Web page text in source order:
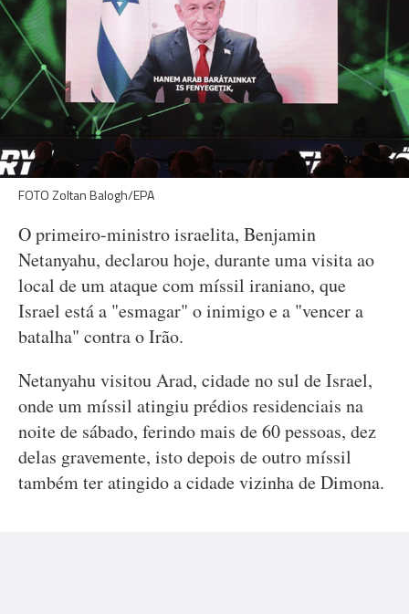
FOTO Zoltan Balogh/EPA
O primeiro-ministro israelita, Benjamin
Netanyahu, declarou hoje, durante uma visita ao
local de um ataque com míssil iraniano, que
Israel está a "esmagar" o inimigo e a "vencer a
batalha" contra o Irão.
Netanyahu visitou Arad, cidade no sul de Israel,
onde um míssil atingiu prédios residenciais na
noite de sábado, ferindo mais de 60 pessoas, dez
delas gravemente, isto depois de outro míssil
também ter atingido a cidade vizinha de Dimona.